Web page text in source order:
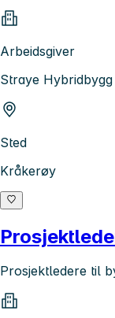
Arbeidsgiver
Straye Hybridbygg
Sted
Kråkerøy
Prosjektledere til